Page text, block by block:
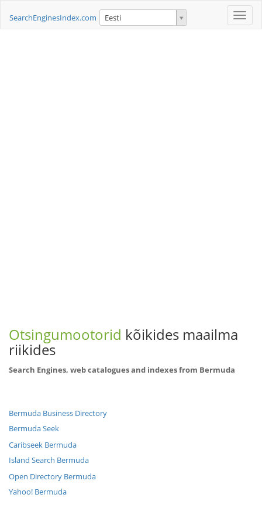
Toggle
SearchEnginesIndex.com Eesti
Otsingumootorid kõikides maailma
riikides
Search Engines, web catalogues and indexes from Bermuda
Bermuda Business Directory
Bermuda Seek
Caribseek Bermuda
Island Search Bermuda
Open Directory Bermuda
Yahoo! Bermuda